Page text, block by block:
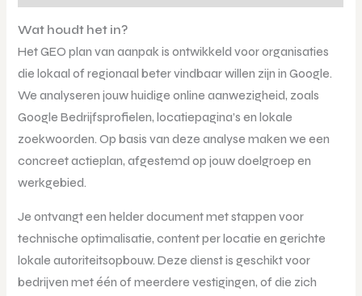
Wat houdt het in?
Het GEO plan van aanpak is ontwikkeld voor organisaties
die lokaal of regionaal beter vindbaar willen zijn in Google.
We analyseren jouw huidige online aanwezigheid, zoals
Google Bedrijfsprofielen, locatiepagina’s en lokale
zoekwoorden. Op basis van deze analyse maken we een
concreet actieplan, afgestemd op jouw doelgroep en
werkgebied.
Je ontvangt een helder document met stappen voor
technische optimalisatie, content per locatie en gerichte
lokale autoriteitsopbouw. Deze dienst is geschikt voor
bedrijven met één of meerdere vestigingen, of die zich